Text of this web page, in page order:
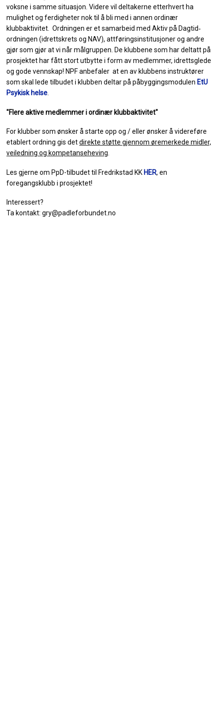
voksne i samme situasjon. Videre vil deltakerne etterhvert ha
mulighet og ferdigheter nok til å bli med i annen ordinær
klubbaktivitet. Ordningen er et samarbeid med Aktiv på Dagtid‐
ordningen (idrettskrets og NAV), attføringsinstitusjoner og andre
gjør som gjør at vi når målgruppen. De klubbene som har deltatt på
prosjektet har fått stort utbytte i form av medlemmer, idrettsglede
og gode vennskap! NPF anbefaler at en av klubbens instruktører
som skal lede tilbudet i klubben deltar på påbyggingsmodulen EtU
Psykisk helse
"Flere aktive medlemmer i ordinær klubbaktivitet"
For klubber som ønsker å starte opp og / eller ønsker å videreføre
etablert ordning gis detdirekte støtte gjennom øremerkede midler,
veiledning og kompetanseheving
Les gjerne om PpD-tilbudet til Fredrikstad KKHER, en
foregangsklubb i prosjektet!
Interessert?
Ta kontakt: gry@padleforbundet.no